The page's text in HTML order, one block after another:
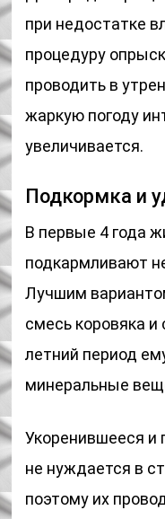
при недостатке
процедуру
проводить в
жаркую погоду
увеличивается.
Подкормка и
В первые 4 года
подкармливают
Лучшим
смесь коровяка
летний период
минеральные
Укоренившееся и
не нуждается в
поэтому их